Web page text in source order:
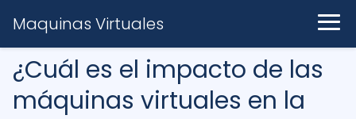
Maquinas Virtuales
¿Cuál es el impacto de las
máquinas virtuales en la